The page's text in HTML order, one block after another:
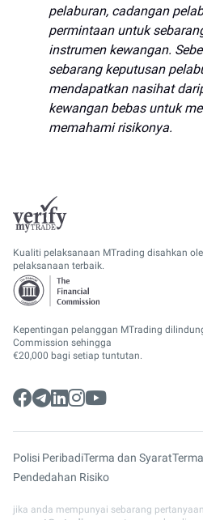
pelaburan, cadangan
permintaan untuk
instrumen kewangan.
sebarang keputusan
mendapatkan nasihat
kewangan bebas untuk
memahami risikonya.
Kualiti pelaksanaan MTrading disahkan
pelaksanaan terbaik.
Kepentingan pelanggan MTrading
Commission sehingga
€20,000 bagi setiap tuntutan.
Polisi PeribadiTerma dan Syarat
Pendedahan Risiko
jika anda mempunyai sebarang